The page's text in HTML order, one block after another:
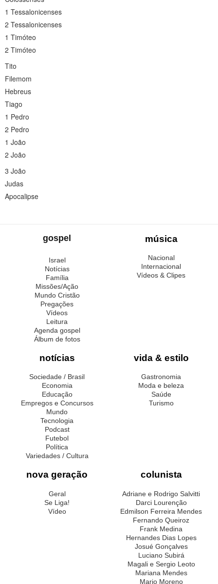
1 Tessalonicenses
2 Tessalonicenses
1 Timóteo
2 Timóteo
Tito
Filemom
Hebreus
Tiago
1 Pedro
2 Pedro
1 João
2 João
3 João
Judas
Apocalipse
gospel
Israel
Notícias
Família
Missões/Ação
Mundo Cristão
Pregações
Vídeos
Leitura
Agenda gospel
Álbum de fotos
música
Nacional
Internacional
Vídeos & Clipes
notícias
Sociedade / Brasil
Economia
Educação
Empregos e Concursos
Mundo
Tecnologia
Podcast
Futebol
Política
Variedades / Cultura
vida & estilo
Gastronomia
Moda e beleza
Saúde
Turismo
nova geração
Geral
Se Liga!
Vídeo
colunista
Adriane e Rodrigo Salvitti
Darci Lourenção
Edmilson Ferreira Mendes
Fernando Queiroz
Frank Medina
Hernandes Dias Lopes
Josué Gonçalves
Luciano Subirá
Magali e Sergio Leoto
Mariana Mendes
Mario Moreno